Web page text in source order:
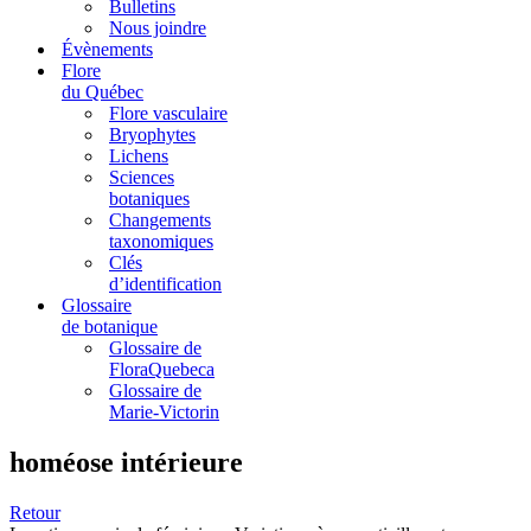
Bulletins
Nous joindre
Évènements
Flore
du Québec
Flore vasculaire
Bryophytes
Lichens
Sciences
botaniques
Changements
taxonomiques
Clés
d’identification
Glossaire
de botanique
Glossaire de
FloraQuebeca
Glossaire de
Marie-Victorin
homéose intérieure
Retour